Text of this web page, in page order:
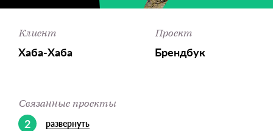
Клиент
Хаба-Хаба
Проект
Брендбук
Связанные проекты
2 развернуть